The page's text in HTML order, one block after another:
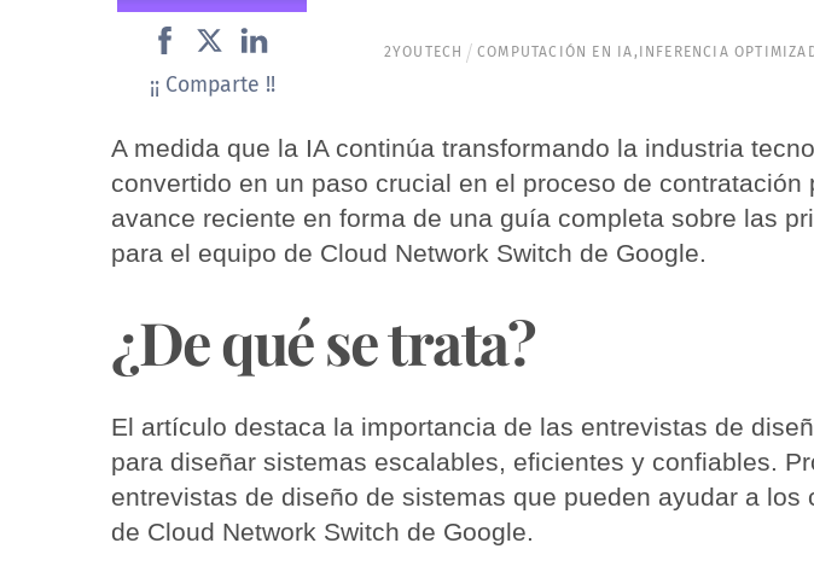
¡¡ Comparte !!
2YOUTECH COMPUTACIÓN EN IA, INFERENCIA
A medida que la IA continúa transformando la industria
convertido en un paso crucial en el proceso de
avance reciente en forma de una guía completa sobre las
para el equipo de Cloud Network Switch de Google.
¿De qué se trata?
El artículo destaca la importancia de las entrevistas de
para diseñar sistemas escalables, eficientes y confiables.
entrevistas de diseño de sistemas que pueden ayudar a
de Cloud Network Switch de Google.